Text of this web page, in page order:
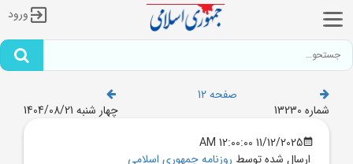
ورود
صفحه 12
شماره 13230
چهار شنبه 1404/08/21
11/12/2025 12:00:00 AM
ارسال شده توسط روزنامه جمهوری اسلامی